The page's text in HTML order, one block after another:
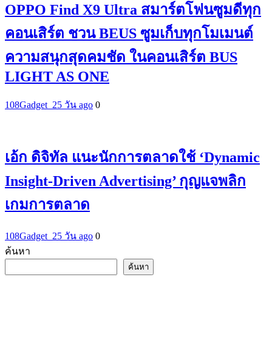
OPPO Find X9 Ultra สมาร์ตโฟนซูมดีทุก
คอนเสิร์ต ชวน BEUS ซูมเก็บทุกโมเมนต์
ความสนุกสุดคมชัด ในคอนเสิร์ต BUS
LIGHT AS ONE
108Gadget_25 วัน ago 0
เอ้ก ดิจิทัล แนะนักการตลาดใช้ ‘Dynamic
Insight-Driven Advertising’ กุญแจพลิก
เกมการตลาด
108Gadget_25 วัน ago 0
ค้นหา
ค้นหา